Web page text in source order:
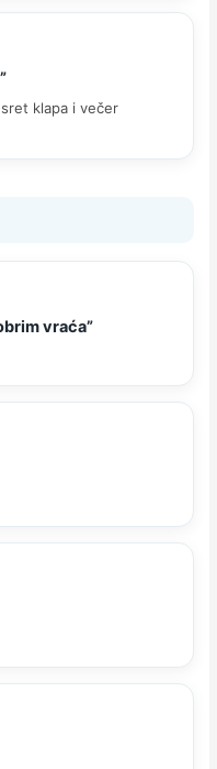
klapa i večer
vraća”